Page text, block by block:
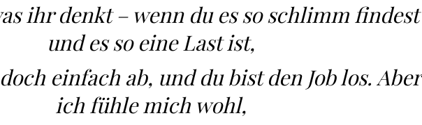
ihr denkt – wenn du es so schlimm findest
und es so eine Last ist,
einfach ab, und du bist den Job los. Aber
ich fühle mich wohl,